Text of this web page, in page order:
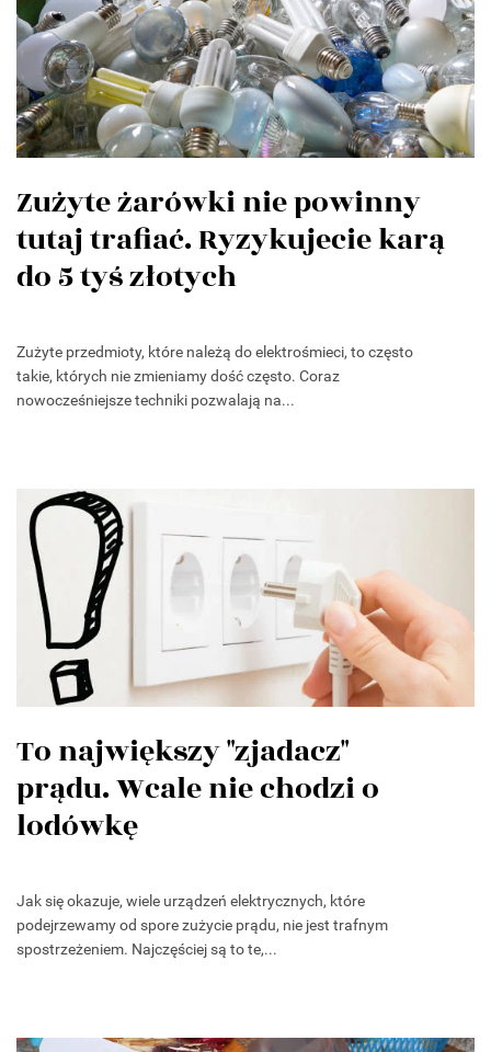
Zużyte żarówki nie powinny
tutaj trafiać. Ryzykujecie karą
do 5 tyś złotych
Zużyte przedmioty, które należą do elektrośmieci, to często
takie, których nie zmieniamy dość często. Coraz
nowocześniejsze techniki pozwalają na...
To największy "zjadacz"
prądu. Wcale nie chodzi o
lodówkę
Jak się okazuje, wiele urządzeń elektrycznych, które
podejrzewamy od spore zużycie prądu, nie jest trafnym
spostrzeżeniem. Najczęściej są to te,...